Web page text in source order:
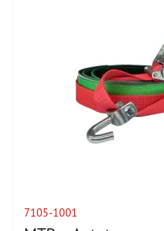
7105-1001